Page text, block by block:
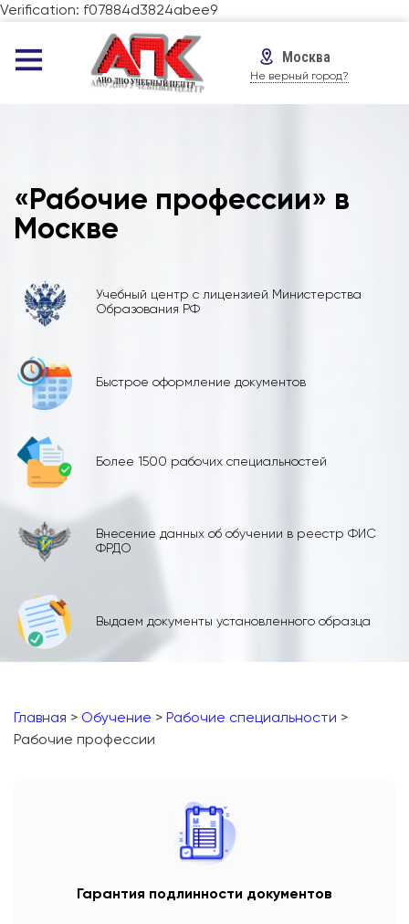
Verification: f07884d3824abee9
Москва
Не верный город?
«Рабочие профессии» в
Москве
Учебный центр с лицензией Министерства
Образования РФ
Быстрое оформление документов
Более 1500 рабочих специальностей
Внесение данных об обучении в реестр ФИС
ФРДО
Выдаем документы установленного образца
Главная > Обучение > Рабочие специальности >
Рабочие профессии
Гарантия подлинности документов